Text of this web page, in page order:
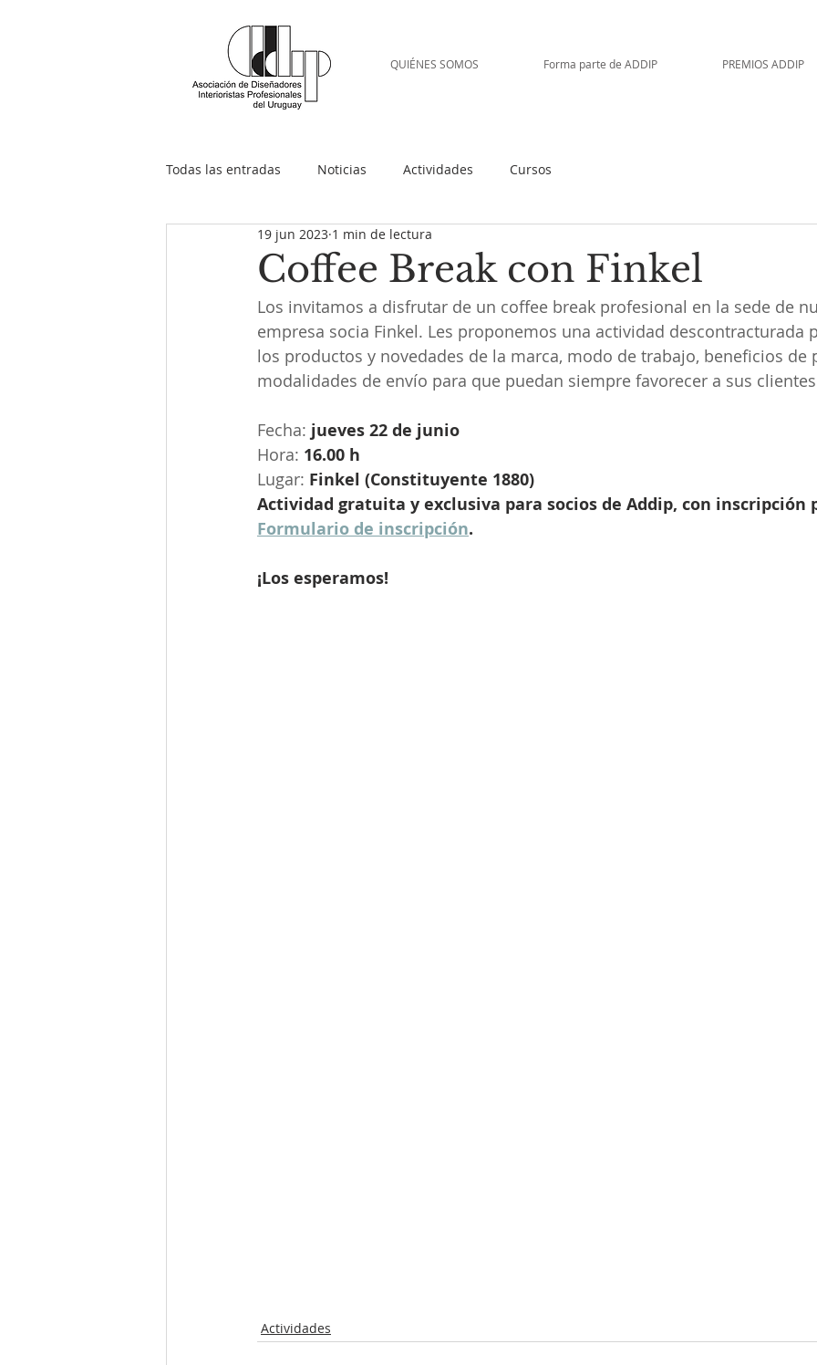
QUIÉNES SOMOS Forma parte de ADDIP PREMIOS ADDIP
Todas las entradas Noticias Actividades Cursos
Coffee Break con Finkel
19 jun 2023 1 min de lectura
Los invitamos a disfrutar de un coffee break profesional en la sede de
empresa socia Finkel. Les proponemos una actividad descontracturada
los productos y novedades de la marca, modo de trabajo, beneficios de
modalidades de envío para que puedan siempre favorecer a sus
Fecha: jueves 22 de junio
Hora: 16.00 h
Lugar: Finkel (Constituyente 1880)
Actividad gratuita y exclusiva para socios de Addip, con inscripción
Formulario de inscripción.
¡Los esperamos!
Actividades